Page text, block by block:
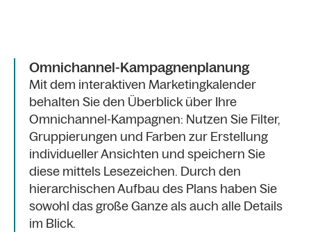
Omnichannel-Kampagnenplanung
Mit dem interaktiven Marketingkalender
behalten Sie den Überblick über Ihre
Omnichannel-Kampagnen: Nutzen Sie Filter,
Gruppierungen und Farben zur Erstellung
individueller Ansichten und speichern Sie
diese mittels Lesezeichen. Durch den
hierarchischen Aufbau des Plans haben Sie
sowohl das große Ganze als auch alle Details
im Blick.